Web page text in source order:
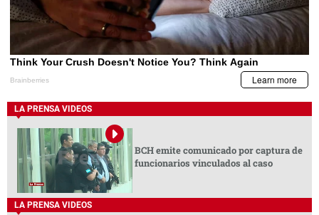
LA PRENSA VIDEOS
BCH emite comunicado por captura de
funcionarios vinculados al caso
LA PRENSA VIDEOS